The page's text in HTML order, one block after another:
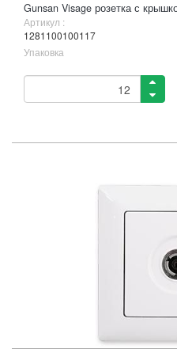
Gunsan Visage розетка с
Артикул :
1281100100117
Упаковка